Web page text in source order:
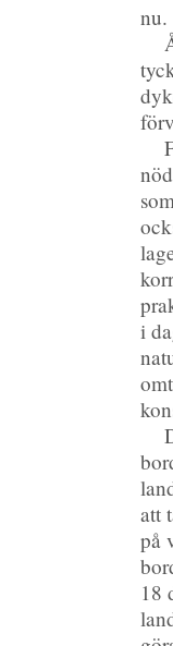
nu.
i
att
på
18